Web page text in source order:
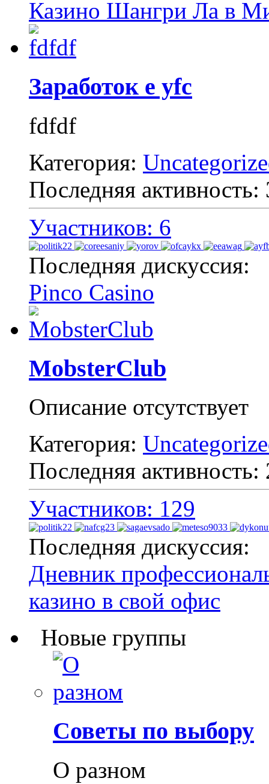
Казино Шангри Ла в
Заработок e yfc
fdfdf
Категория:
Последняя
Участников: 6
Последняя дискуссия:
Pinco Casino
MobsterClub
Описание отсутствует
Категория:
Последняя
Участников: 129
Последняя дискуссия:
Дневник
казино в свой офис
Новые группы
Советы по выбору
О разном